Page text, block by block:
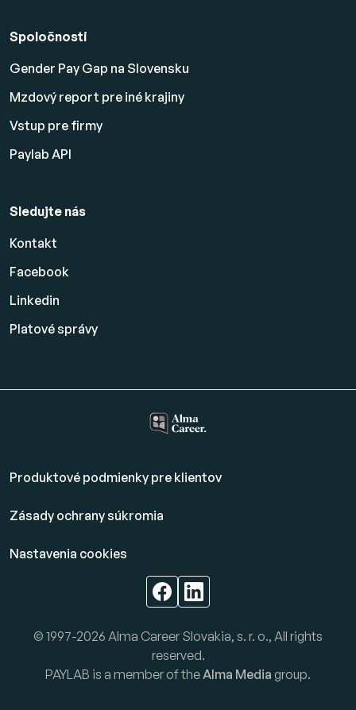
Spoločnosti
Gender Pay Gap na Slovensku
Mzdový report pre iné krajiny
Vstup pre firmy
Paylab API
Sledujte nás
Kontakt
Facebook
Linkedin
Platovésprávy
Produktové podmienky pre klientov
Zásady ochrany súkromia
Nastavenia cookies
© 1997-2026 Alma Career Slovakia, s. r. o., All rights
reserved.
PAYLAB is a member of the Alma Media group.